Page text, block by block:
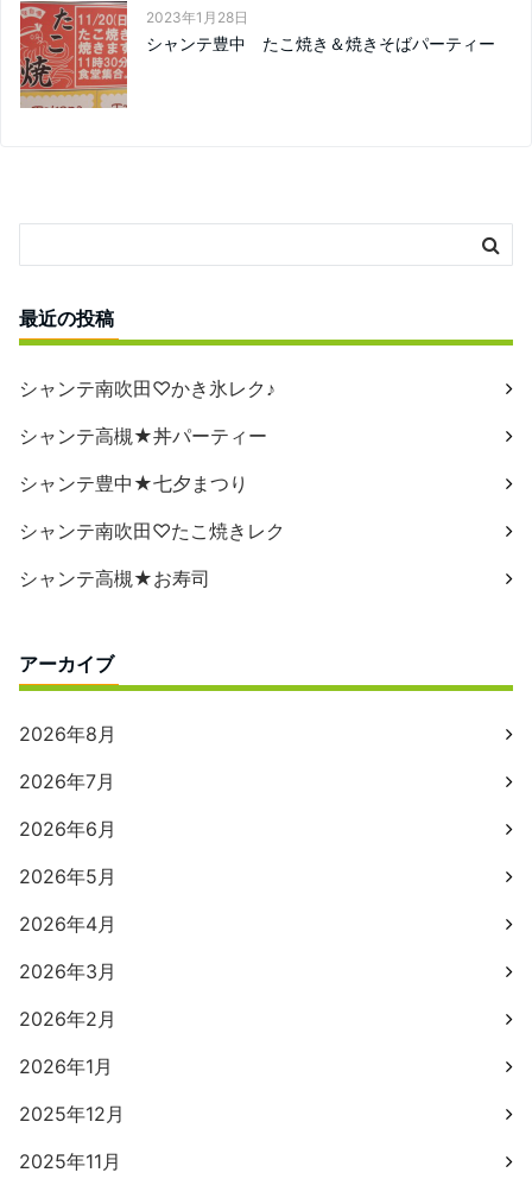
2023年1月28日
シャンテ豊中 たこ焼き＆焼きそばパーティー
最近の投稿
シャンテ南吹田♡かき氷レク♪
シャンテ高槻★丼パーティー
シャンテ豊中★七夕まつり
シャンテ南吹田♡たこ焼きレク
シャンテ高槻★お寿司
アーカイブ
2026年8月
2026年7月
2026年6月
2026年5月
2026年4月
2026年3月
2026年2月
2026年1月
2025年12月
2025年11月